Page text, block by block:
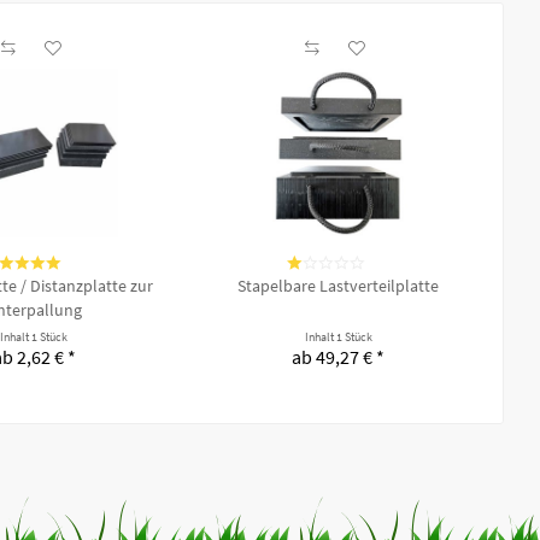
konfigurieren.
/ Distanzplatte zur
Inhalt1 Stück
2,62 € *
Stapelbare Lastverteilplatte
Inhalt1 Stück
ab 49,27 € *